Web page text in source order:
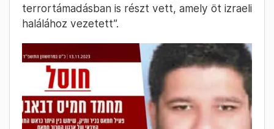
terrortámadásban is részt vett, amely öt izraeli
halálához vezetett”.